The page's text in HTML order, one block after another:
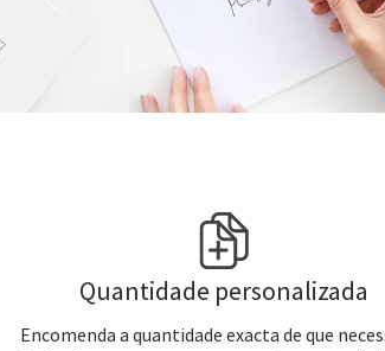
Quantidade personalizada
Encomenda a quantidade exacta de que